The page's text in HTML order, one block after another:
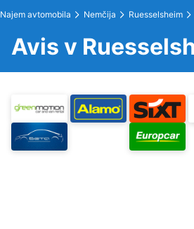
Najem avtomobila Nemčija Ruesselsheim
Avis v